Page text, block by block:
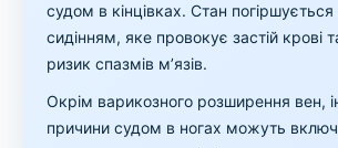
судом в кінцівках. Стан
сидінням, яке провокує застій крові
ризик спазмів м’язів.
Окрім варикозного розширення вен,
причини судом в ногах можуть